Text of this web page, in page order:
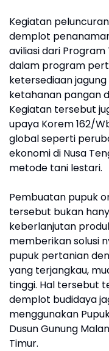
Kegiatan
demplot
aviliasi dari Program
dalam program
ketersediaan
ketahanan pangan
Kegiatan tersebut
upaya Korem 162/
global seperti
ekonomi di Nusa
metode tani lestari.
Pembuatan pupuk
tersebut bukan
keberlanjutan
memberikan solusi
pupuk pertanian
yang terjangkau,
tinggi. Hal tersebut
demplot budidaya
menggunakan
Dusun Gunung
Timur.